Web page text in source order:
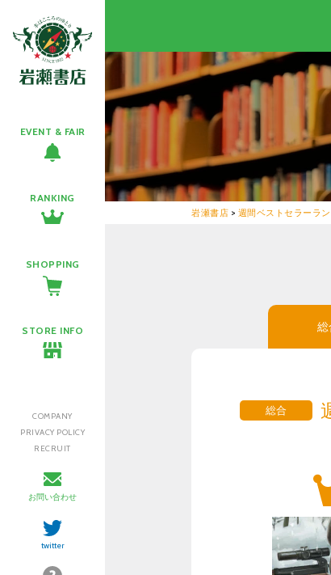
EVENT & FAIR
RANKING
SHOPPING
STORE INFO
COMPANY
PRIVACY POLICY
RECRUIT
お問い合わせ
twitter
岩瀬書店 > 週間ベストセラーラ
総
総合